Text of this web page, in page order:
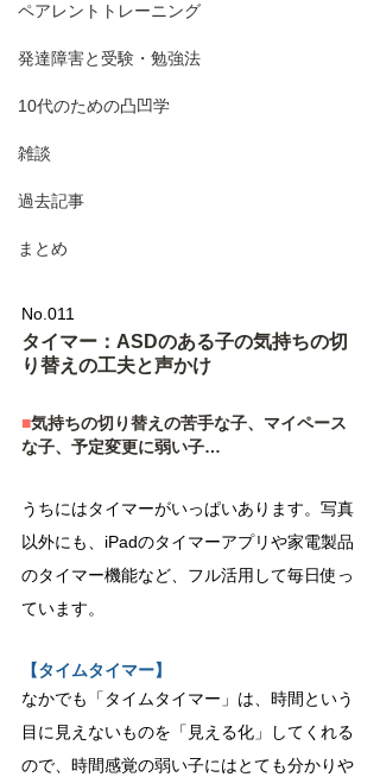
ペアレントトレーニング
発達障害と受験・勉強法
10代のための凸凹学
雑談
過去記事
まとめ
No.011
タイマー：ASDのある子の気持ちの切
り替えの工夫と声かけ
■気持ちの切り替えの苦手な子、マイペース
な子、予定変更に弱い子…
うちにはタイマーがいっぱいあります。写真
以外にも、iPadのタイマーアプリや家電製品
のタイマー機能など、フル活用して毎日使っ
ています。
【タイムタイマー】
なかでも「タイムタイマー」は、時間という
目に見えないものを「見える化」してくれる
ので、時間感覚の弱い子にはとても分かりや